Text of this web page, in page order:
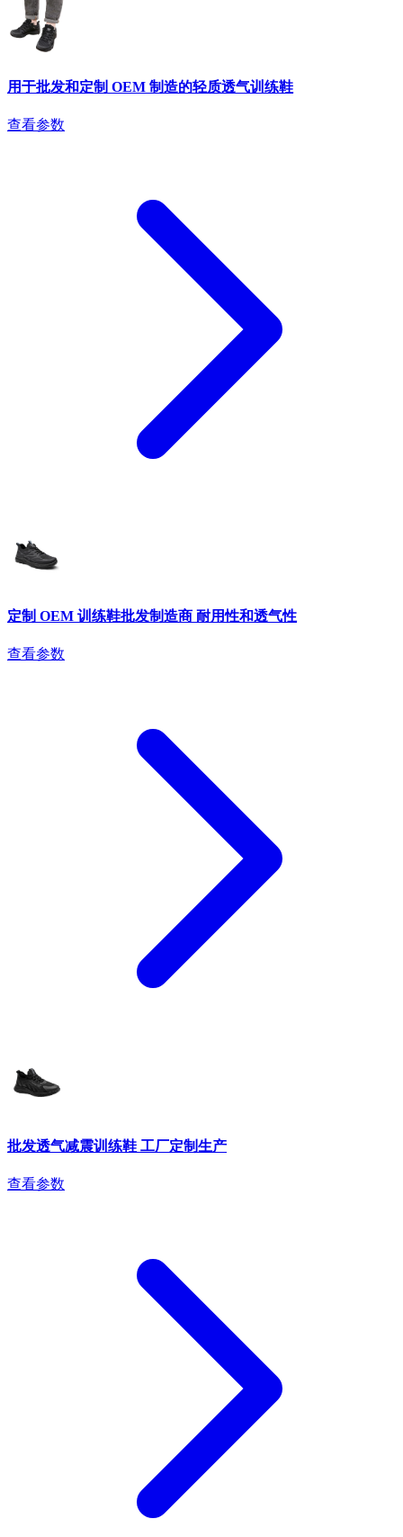
用于批发和定制 OEM 制造的轻质透气训练鞋
查看参数
定制 OEM 训练鞋批发制造商 耐用性和透气性
查看参数
批发透气减震训练鞋 工厂定制生产
查看参数